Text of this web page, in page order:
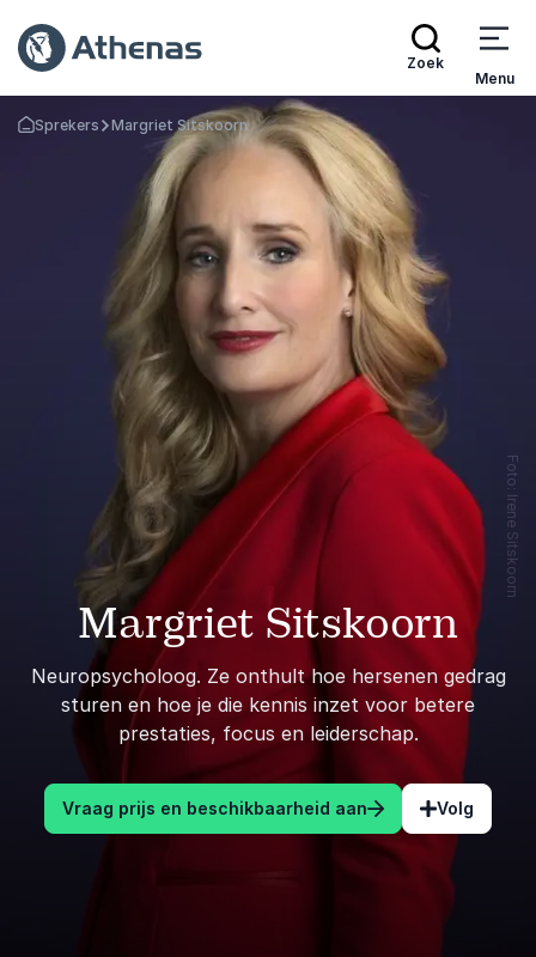
Zoek
Menu
Terug naar de startpagina
Sprekers Margriet Sitskoorn
Margriet Sitskoorn
Neuropsycholoog. Ze onthult hoe hersenen gedrag
sturen en hoe je die kennis inzet voor betere
prestaties, focus en leiderschap.
Vraag prijs en beschikbaarheid aan Volg
Foto: Irene Sitskoorn